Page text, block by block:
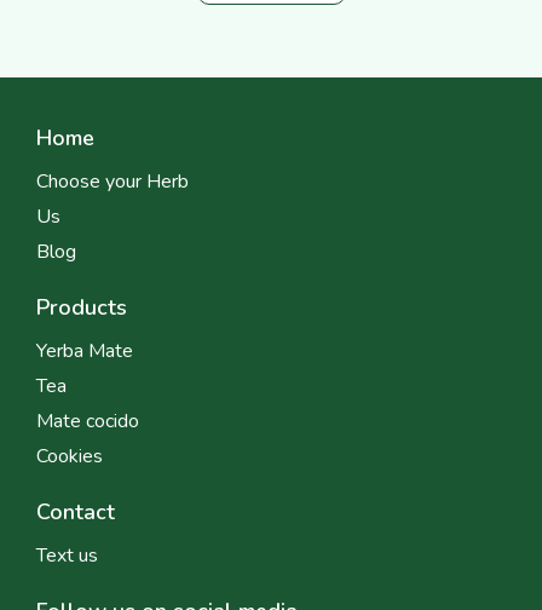
Home
Choose your Herb
Us
Blog
Products
Yerba Mate
Tea
Mate cocido
Cookies
Contact
Text us